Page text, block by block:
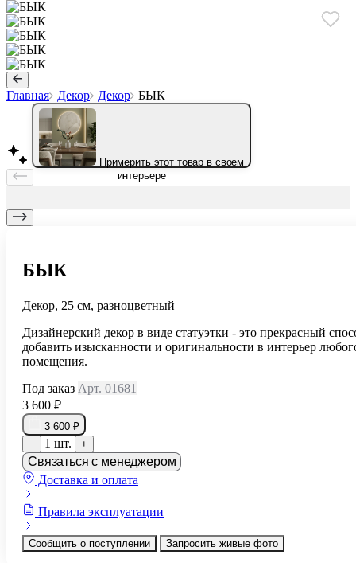
Главная Декор Декор БЫК
Примерить этот товар в своем
интерьере
БЫК
Декор, 25 см, разноцветный
Дизайнерский декор в виде статуэтки - это прекрасный
добавить изысканности и оригинальности в интерьер
помещения.
Под заказ Арт. 01681
3 600 ₽
3 600 ₽
−
1 шт. +
Связаться с менеджером
Доставка и оплата
Правила эксплуатации
Сообщить о поступлении Запросить живые фото